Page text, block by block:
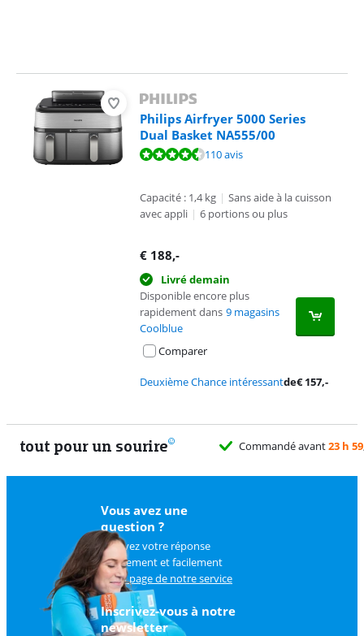
Philips Airfryer 5000 Series
Dual Basket NA555/00
La note est de 9,2 sur 10, basée sur 110 avis.110 avis
Capacité : 1,4 kg | Sans aide à la cuisson
avec appli | 6 portions ou plus
€ 188,-
Livré demain
Disponible encore plus
rapidement dans 9 magasins
Coolblue
Comparer
Deuxième Chance intéressantde€157,-
tout pour un sourire Commandé avant23 h 59
Vous avez une
question ?
Trouvez votre réponse
rapidement et facilement
surla page de notre service
client.
Inscrivez-vous à notre
newsletter